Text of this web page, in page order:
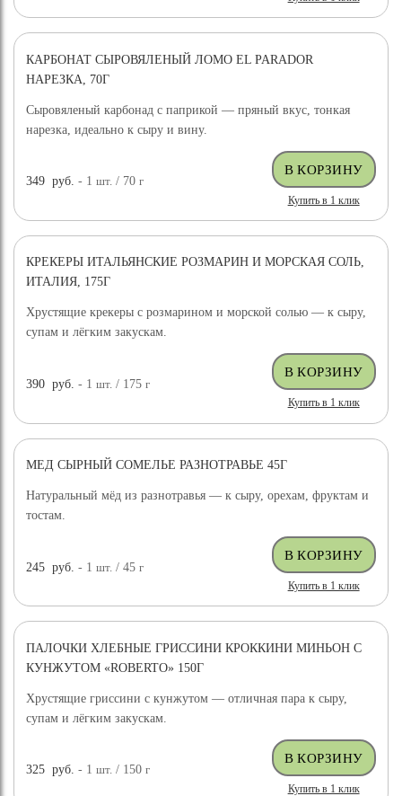
КАРБОНАТ СЫРОВЯЛЕНЫЙ ЛОМО EL PARADOR
НАРЕЗКА, 70Г
Сыровяленый карбонад с паприкой — пряный вкус, тонкая
нарезка, идеально к сыру и вину.
349 руб. - 1шт. / 70г
Купить в 1 клик
КРЕКЕРЫ ИТАЛЬЯНСКИЕ РОЗМАРИН И МОРСКАЯ СОЛЬ,
ИТАЛИЯ, 175Г
Хрустящие крекеры с розмарином и морской солью — к сыру,
супам и лёгким закускам.
390 руб. - 1шт. / 175г
Купить в 1 клик
МЕД СЫРНЫЙ СОМЕЛЬЕ РАЗНОТРАВЬЕ 45Г
Натуральный мёд из разнотравья — к сыру, орехам, фруктам и
тостам.
245 руб. - 1шт. / 45г
Купить в 1 клик
ПАЛОЧКИ ХЛЕБНЫЕ ГРИССИНИ КРОККИНИ МИНЬОН С
КУНЖУТОМ «ROBERTO» 150Г
Хрустящие гриссини с кунжутом — отличная пара к сыру,
супам и лёгким закускам.
325 руб. - 1шт. / 150г
Купить в 1 клик